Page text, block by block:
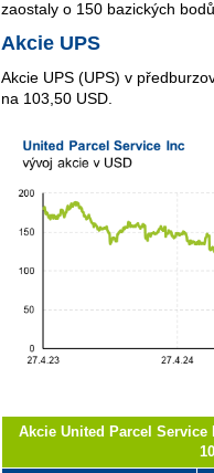
zaostaly o 150 bazických
Akcie UPS
Akcie UPS (UPS) v
na 103,50 USD.
Akcie United Parcel